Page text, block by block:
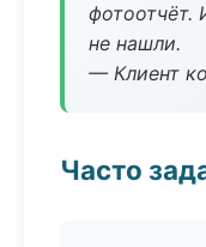
фотоотчёт.
не нашли.
— Клиент
Часто